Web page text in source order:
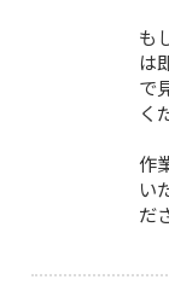
も
は
で
く
作
い
だ